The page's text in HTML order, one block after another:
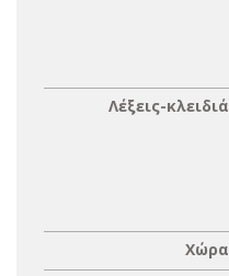
Λέξεις-κλειδιά
Χώρα